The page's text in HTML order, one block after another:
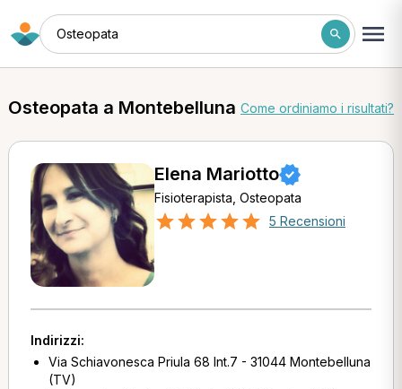
Osteopata
Osteopata a Montebelluna Come ordiniamo i risultati?
Elena Mariotto
Fisioterapista, Osteopata
5 Recensioni
Indirizzi:
Via Schiavonesca Priula 68 Int.7 - 31044 Montebelluna
(TV)